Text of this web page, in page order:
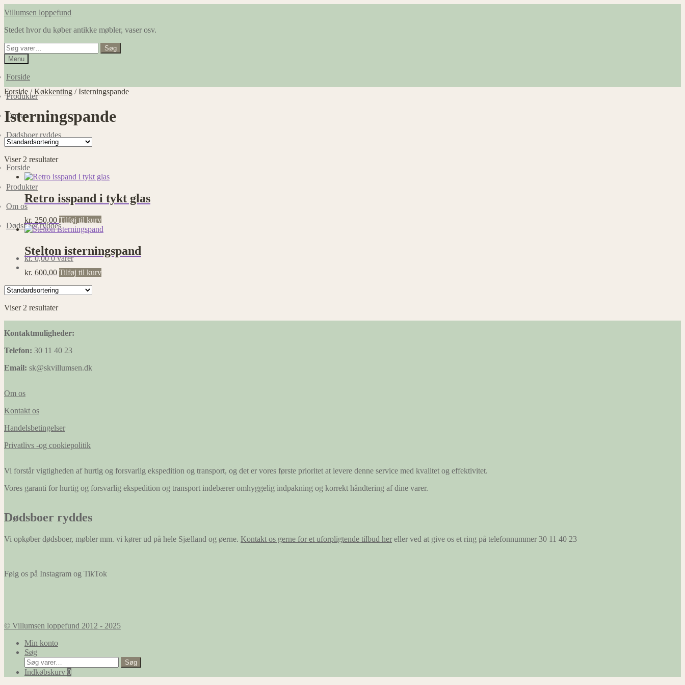
Spring
navigation
Spring
indhold
Villumsen loppefund
Stedet hvor du køber antikke møbler, vaser osv.
Søg
efter:
Søg
Menu
Forside
Produkter
Om os
Dødsboer ryddes
Forside
Produkter
Om os
Dødsboer ryddes
kr.0,00 0 varer
Forside /Køkkenting /Isterningspande
Isterningspande
Viser 2 resultater
Retro isspand i tykt glas
kr. 250,00 Tilføj til kurv
Stelton isterningspand
kr. 600,00 Tilføj til kurv
Viser 2 resultater
Kontaktmuligheder:
Telefon: 30 11 40 23
Email: sk@skvillumsen.dk
Om os
Kontakt os
Handelsbetingelser
Privatlivs -og cookiepolitik
Vi forstår vigtigheden af hurtig og forsvarlig ekspedition og transport, og det er vores første prioritet at levere denne service med kvalitet og effektivitet.
Vores garanti for hurtig og forsvarlig ekspedition og transport indebærer omhyggelig indpakning og korrekt håndtering af dine varer.
Dødsboer ryddes
Vi opkøber dødsboer, møbler mm. vi kører ud på hele Sjælland og øerne. Kontakt os gerne for et uforpligtende tilbud her eller ved at give os et ring på telefonnummer 30 11 40 23
Følg os på Instagram og TikTok
© Villumsen loppefund 2012 - 2025
Min konto
Søg
Søg
efter:
Søg
Indkøbskurv 0